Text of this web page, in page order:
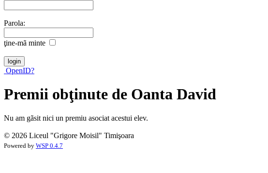
Parola:
ţine-mã minte
OpenID?
Premii obţinute de Oanta David
Nu am gãsit nici un premiu asociat acestui elev.
© 2026 Liceul "Grigore Moisil" Timişoara
Powered by WSP 0.4.7